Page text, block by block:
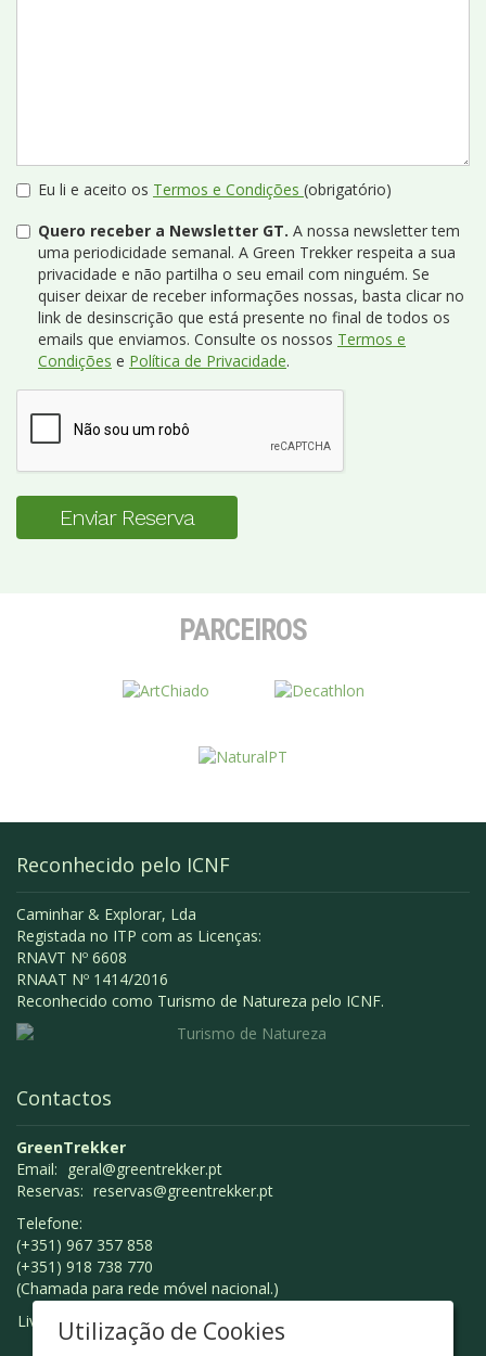
Eu li e aceito os Termos e Condições (obrigatório)
Quero receber a Newsletter GT. A nossa newsletter tem
uma periodicidade semanal. A Green Trekker respeita a sua
privacidade e não partilha o seu email com ninguém. Se
quiser deixar de receber informações nossas, basta clicar no
link de desinscrição que está presente no final de todos os
emails que enviamos. Consulte os nossos Termos e
Condições e Política de Privacidade.
Enviar Reserva
PARCEIROS
Reconhecido pelo ICNF
Caminhar & Explorar, Lda
Registada no ITP com as Licenças:
RNAVT Nº 6608
RNAAT Nº 1414/2016
Reconhecido como Turismo de Natureza pelo ICNF.
Contactos
GreenTrekker
Email: geral@greentrekker.pt
Reservas: reservas@greentrekker.pt
Telefone:
(+351) 967 357 858
(+351) 918 738 770
(Chamada para rede móvel nacional.)
Livro de Reclamações
Utilização de Cookies